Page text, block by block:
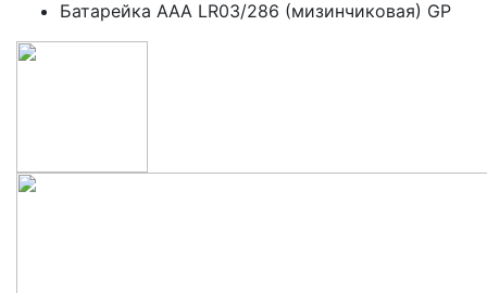
Батарейка ААА LR03/286 (мизинчиковая) GP